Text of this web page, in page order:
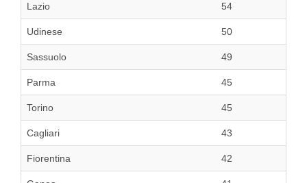
Lazio 54
Udinese 50
Sassuolo 49
Parma 45
Torino 45
Cagliari 43
Fiorentina 42